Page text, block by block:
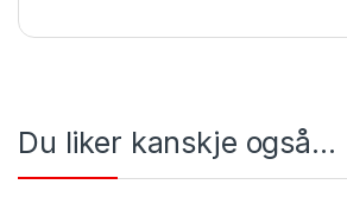
Du liker kanskje også…